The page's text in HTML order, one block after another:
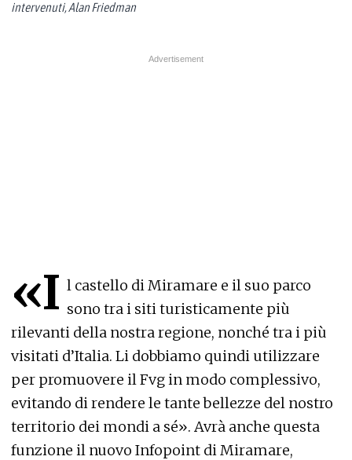
intervenuti, Alan Friedman
«I l castello di Miramare e il suo parco
sono tra i siti turisticamente più
rilevanti della nostra regione, nonché tra i più
visitati d’Italia. Li dobbiamo quindi utilizzare
per promuovere il Fvg in modo complessivo,
evitando di rendere le tante bellezze del nostro
territorio dei mondi a sé». Avrà anche questa
funzione il nuovo Infopoint di Miramare,